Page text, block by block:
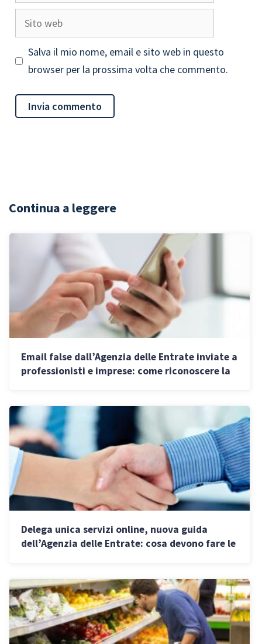
Sito
web
Salva il mio nome, email e sito web in questo
browser per la prossima volta che commento.
Continua a leggere
Email false dall’Agenzia delle Entrate inviate a
professionisti e imprese: come riconoscere la
Delega unica servizi online, nuova guida
dell’Agenzia delle Entrate: cosa devono fare le